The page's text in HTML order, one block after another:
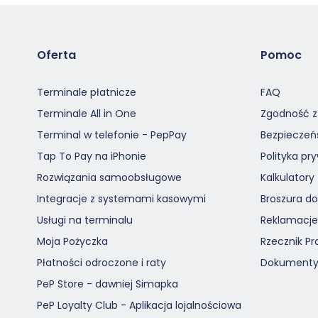
Oferta
Terminale płatnicze
Terminale All in One
Terminal w telefonie - PepPay
Tap To Pay na iPhonie
Rozwiązania samoobsługowe
Integracje z systemami kasowymi
Usługi na terminalu
Moja Pożyczka
Płatności odroczone i raty
PeP Store - dawniej Simapka
PeP Loyalty Club - Aplikacja lojalnościowa
Pomoc
FAQ
Zgodność z
Polityka
Broszura
Reklamacje
Rzecznik